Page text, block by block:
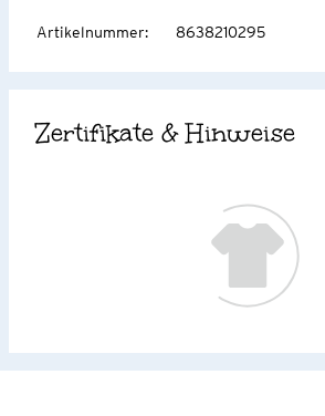
Artikelnummer: 8638210295
Zertifikate & Hinweise